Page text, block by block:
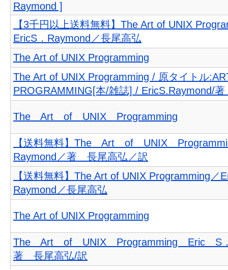
Raymond ]
【3千円以上送料無料】The Art of UNIX
EricS．Raymond／長尾高弘
The Art of UNIX Programming
The Art of UNIX Programming / 原タイトル
PROGRAMMING[本/雑誌] / EricS.Raymond/
The Art of UNIX Programming
【送料無料】The Art of UNIX
Raymond／著 長尾高弘／訳
【送料無料】The Art of UNIX Programming／
Raymond／長尾高弘
The Art of UNIX Programming
The Art of UNIX Programming Eric S．
著 長尾高弘/訳